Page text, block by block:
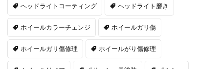
ヘッドライトコーティング ヘッドライト磨き
ホイールカラーチェンジ ホイールガリ傷
ホイールガリ傷修理 ホイールがり傷修理